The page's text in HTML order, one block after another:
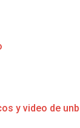
y video de